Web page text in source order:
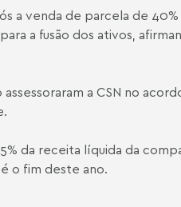
a venda de parcela de
a fusão dos ativos,
a CSN no
da receita líquida da
o fim deste ano.